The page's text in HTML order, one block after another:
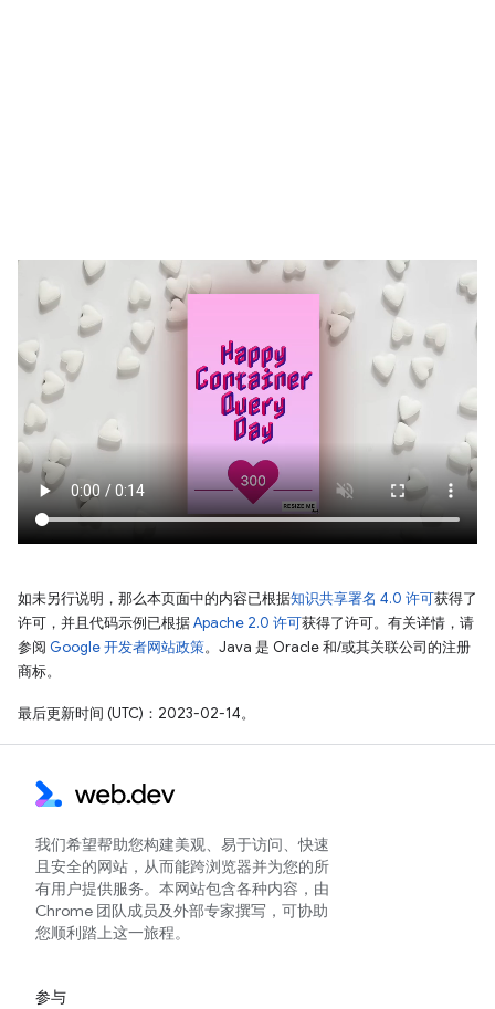
如未另行说明，那么本页面中的内容已根据知识共享署名 4.0 许可获得了
许可，并且代码示例已根据Apache 2.0 许可获得了许可。有关详情，请
参阅 Google 开发者网站政策。Java 是 Oracle 和/或其关联公司的注册
商标。
最后更新时间 (UTC)：2023-02-14。
我们希望帮助您构建美观、易于访问、快速
且安全的网站，从而能跨浏览器并为您的所
有用户提供服务。本网站包含各种内容，由
Chrome 团队成员及外部专家撰写，可协助
您顺利踏上这一旅程。
参与